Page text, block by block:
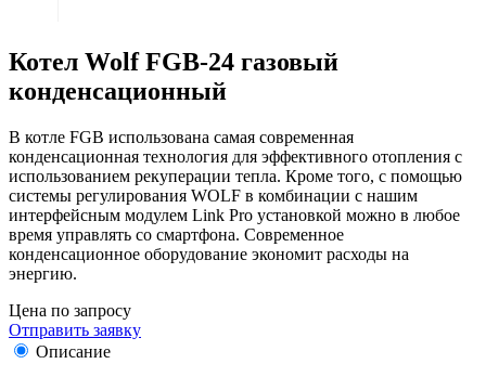
Котел Wolf FGB-24 газовый
конденсационный
В котле FGB использована самая современная
конденсационная технология для эффективного отопления с
использованием рекуперации тепла. Кроме того, с помощью
системы регулирования WOLF в комбинации с нашим
интерфейсным модулем Link Pro установкой можно в любое
время управлять со смартфона. Современное
конденсационное оборудование экономит расходы на
энергию.
Цена по запросу
Отправить заявку
Описание